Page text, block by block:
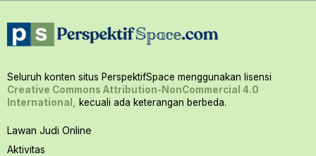
Seluruh konten situs PerspektifSpace menggunakan lisensi
Creative Commons Attribution-NonCommercial 4.0
International,
kecuali ada keterangan berbeda.
Lawan Judi Online
Aktivitas